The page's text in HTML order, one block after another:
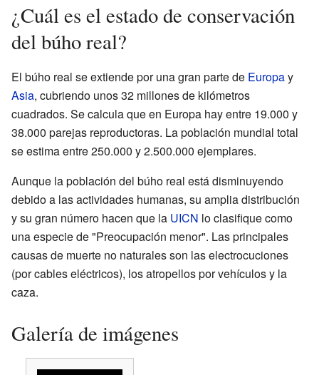
¿Cuál es el estado de conservación
del búho real?
El búho real se extiende por una gran parte de Europay
Asia, cubriendo unos 32 millones de kilómetros
cuadrados. Se calcula que en Europa hay entre 19.000 y
38.000 parejas reproductoras. La población mundial total
se estima entre 250.000 y 2.500.000 ejemplares.
Aunque la población del búho real está disminuyendo
debido a las actividades humanas, su amplia distribución
y su gran número hacen que la UICN lo clasifique como
una especie de "Preocupación menor". Las principales
causas de muerte no naturales son las electrocuciones
(por cables eléctricos), los atropellos por vehículos y la
caza.
Galería de imágenes